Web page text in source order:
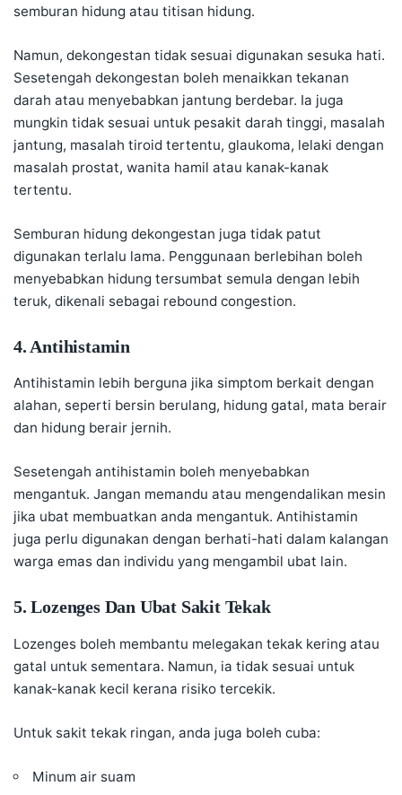
semburan hidung atau titisan hidung.
Namun, dekongestan tidak sesuai digunakan sesuka hati.
Sesetengah dekongestan boleh menaikkan tekanan
darah atau menyebabkan jantung berdebar. Ia juga
mungkin tidak sesuai untuk pesakit darah tinggi, masalah
jantung, masalah tiroid tertentu, glaukoma, lelaki dengan
masalah prostat, wanita hamil atau kanak-kanak
tertentu.
Semburan hidung dekongestan juga tidak patut
digunakan terlalu lama. Penggunaan berlebihan boleh
menyebabkan hidung tersumbat semula dengan lebih
teruk, dikenali sebagai rebound congestion.
4. Antihistamin
Antihistamin lebih berguna jika simptom berkait dengan
alahan, seperti bersin berulang, hidung gatal, mata berair
dan hidung berair jernih.
Sesetengah antihistamin boleh menyebabkan
mengantuk. Jangan memandu atau mengendalikan mesin
jika ubat membuatkan anda mengantuk. Antihistamin
juga perlu digunakan dengan berhati-hati dalam kalangan
warga emas dan individu yang mengambil ubat lain.
5. Lozenges Dan Ubat Sakit Tekak
Lozenges boleh membantu melegakan tekak kering atau
gatal untuk sementara. Namun, ia tidak sesuai untuk
kanak-kanak kecil kerana risiko tercekik.
Untuk sakit tekak ringan, anda juga boleh cuba:
Minum air suam